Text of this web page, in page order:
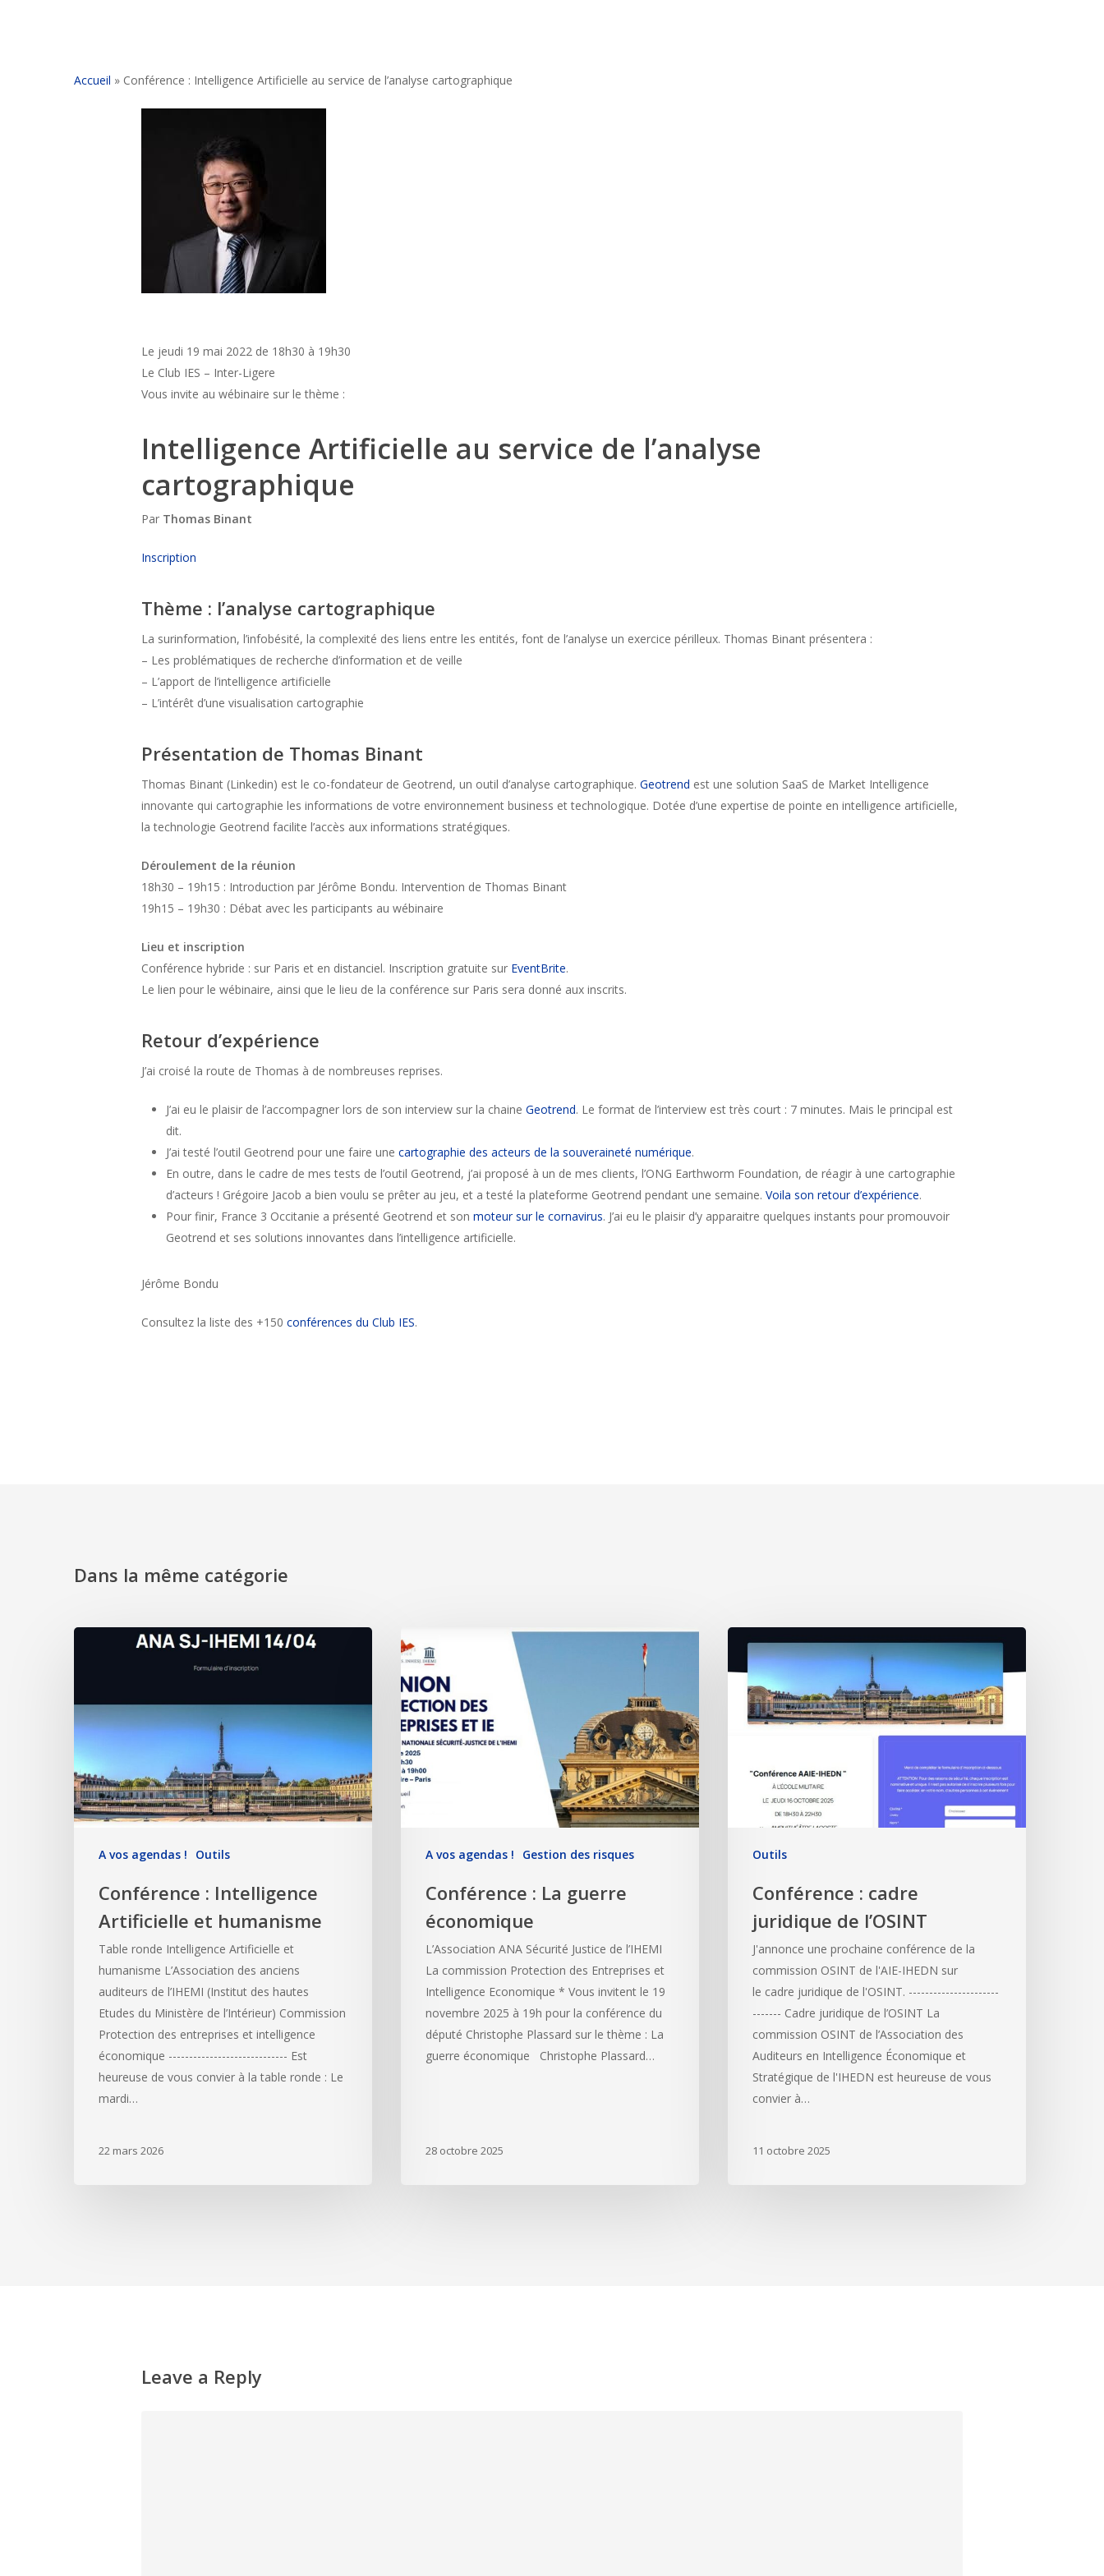
Accueil » Conférence : Intelligence Artificielle au service de l’analyse cartographique
Le jeudi 19 mai 2022 de 18h30 à 19h30
Le Club IES – Inter-Ligere
Vous invite au wébinaire sur le thème :
Intelligence Artificielle au service de l’analyse
cartographique
Par Thomas Binant
Inscription
Thème : l’analyse cartographique
La surinformation, l’infobésité, la complexité des liens entre les entités, font de l’analyse un exercice périlleux. Thomas Binant présentera :
– Les problématiques de recherche d’information et de veille
– L’apport de l’intelligence artificielle
– L’intérêt d’une visualisation cartographie
Présentation de Thomas Binant
Thomas Binant (Linkedin) est le co-fondateur de Geotrend, un outil d’analyse cartographique. Geotrend est une solution SaaS de Market Intelligence
innovante qui cartographie les informations de votre environnement business et technologique. Dotée d’une expertise de pointe en intelligence artificielle,
la technologie Geotrend facilite l’accès aux informations stratégiques.
Déroulement de la réunion
18h30 – 19h15 : Introduction par Jérôme Bondu. Intervention de Thomas Binant
19h15 – 19h30 : Débat avec les participants au wébinaire
Lieu et inscription
Conférence hybride : sur Paris et en distanciel. Inscription gratuite sur EventBrite.
Le lien pour le wébinaire, ainsi que le lieu de la conférence sur Paris sera donné aux inscrits.
Retour d’expérience
J’ai croisé la route de Thomas à de nombreuses reprises.
J’ai eu le plaisir de l’accompagner lors de son interview sur la chaine Geotrend. Le format de l’interview est très court : 7 minutes. Mais le principal est
dit.
J’ai testé l’outil Geotrend pour une faire une cartographie des acteurs de la souveraineté numérique.
En outre, dans le cadre de mes tests de l’outil Geotrend, j’ai proposé à un de mes clients, l’ONG Earthworm Foundation, de réagir à une cartographie
d’acteurs ! Grégoire Jacob a bien voulu se prêter au jeu, et a testé la plateforme Geotrend pendant une semaine. Voila son retour d’expérience.
Pour finir, France 3 Occitanie a présenté Geotrend et son moteur sur le cornavirus. J’ai eu le plaisir d’y apparaitre quelques instants pour promouvoir
Geotrend et ses solutions innovantes dans l’intelligence artificielle.
Jérôme Bondu
Consultez la liste des +150 conférences du Club IES.
Dans la même catégorie
A vos agendas ! Outils
Conférence : Intelligence
Artificielle et humanisme
Table ronde Intelligence Artificielle et
humanisme L’Association des anciens
auditeurs de l’IHEMI (Institut des hautes
Etudes du Ministère de l’Intérieur) Commission
Protection des entreprises et intelligence
économique ----------------------------- Est
heureuse de vous convier à la table ronde : Le
mardi…
22 mars 2026
A vos agendas ! Gestion des risques
Conférence : La guerre
économique
L’Association ANA Sécurité Justice de l’IHEMI
La commission Protection des Entreprises et
Intelligence Economique * Vous invitent le 19
novembre 2025 à 19h pour la conférence du
député Christophe Plassard sur le thème : La
guerre économique Christophe Plassard…
28 octobre 2025
Outils
Conférence : cadre
juridique de l’OSINT
J'annonce une prochaine conférence de la
commission OSINT de l'AIE-IHEDN sur
le cadre juridique de l'OSINT. ----------------------
------- Cadre juridique de l’OSINT La
commission OSINT de l’Association des
Auditeurs en Intelligence Économique et
Stratégique de l'IHEDN est heureuse de vous
convier à…
11 octobre 2025
Leave a Reply